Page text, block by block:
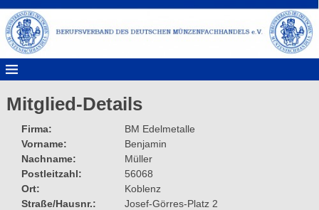
Mitglied-Details
Firma
BM Edelmetalle
Vorname
Benjamin
Nachname
Müller
Postleitzahl
56068
Ort
Koblenz
Straße/Hausnr.
Josef-Görres-Platz 2